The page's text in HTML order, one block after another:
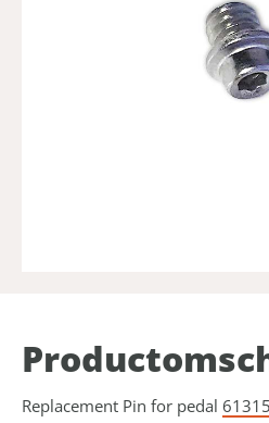
Replacement Pin for pedal